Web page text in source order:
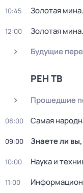
10:45 Золотая мина
12:00 Золотая мина
Будущие
РЕН ТВ
Прошедшие
08:00 Самая
09:00 Знаете ли
10:00 Наука и
11:00